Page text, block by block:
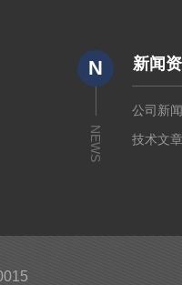
N
NEWS
新闻
公司新
技术文